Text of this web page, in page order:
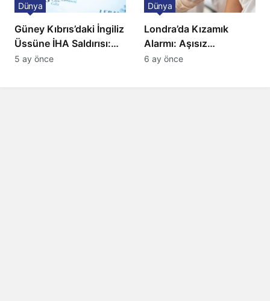
Güney Kıbrıs’daki İngiliz
Üssüne İHA Saldırısı:
Patlama, Sirenler ve
Dünya
5 ay önce
Londra’da Kızamık
Alarmı: Aşısız
Öğrenciler Okullardan
Dünya
6 ay önce